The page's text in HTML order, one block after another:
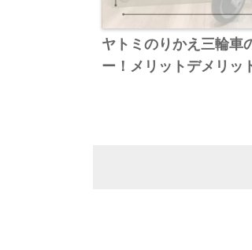
ヤトミのりかえ三輪車
ー！メリットデメリッ